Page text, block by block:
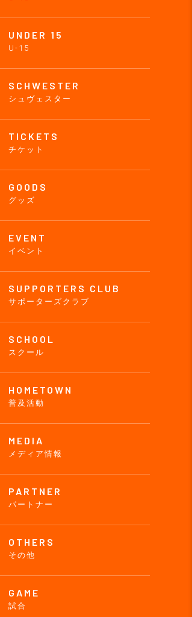
UNDER 15
U-15
SCHWESTER
シュヴェスター
TICKETS
チケット
GOODS
グッズ
EVENT
イベント
SUPPORTERS CLUB
サポーターズクラブ
SCHOOL
スクール
HOMETOWN
普及活動
MEDIA
メディア情報
PARTNER
パートナー
OTHERS
その他
GAME
試合